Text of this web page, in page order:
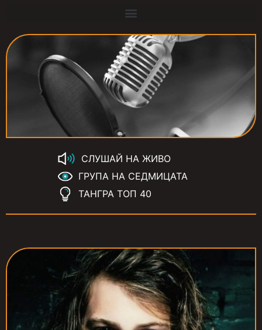
СЛУШАЙ НА ЖИВО
ГРУПА НА СЕДМИЦАТА
ТАНГРА ТОП 40